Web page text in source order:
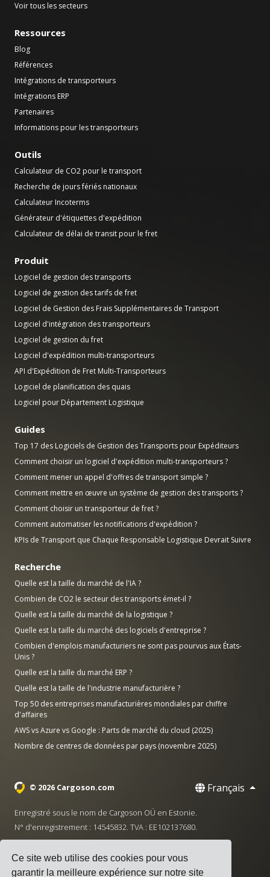
Ce site web utilise des cookies pour vous
garantir la meilleure expérience sur notre site
Voir tous les secteurs
Ressources
Blog
Références
Intégrations de transporteurs
Intégrations ERP
Partenaires
Informations pour les transporteurs
Outils
Calculateur de CO2 pour le transport
Recherche de jours fériés nationaux
Calculateur Incoterms
Générateur d'étiquettes d'expédition
Calculateur de délai de transit pour le fret
Produit
Logiciel de gestion des transports
Logiciel de gestion des tarifs de fret
Logiciel de Gestion des Frais Supplémentaires de Transport
Logiciel d'intégration des transporteurs
Logiciel de gestion du fret
Logiciel d'expédition multi-transporteurs
API d'Expédition de Fret Multi-Transporteurs
Logiciel de planification des quais
Logiciel pour Département Logistique
Guides
Top 17 des Logiciels de Gestion des Transports pour Expéditeurs
Comment choisir un logiciel d'expédition multi-transporteurs ?
Comment mener un appel d'offres de transport simple ?
Comment mettre en œuvre un système de gestion des transports ?
Comment choisir un transporteur de fret ?
Comment automatiser les notifications d'expédition ?
KPIs de Transport que Chaque Responsable Logistique Devrait Suivre
Recherche
Quelle est la taille du marché de l'IA ?
Combien de CO2 le secteur des transports émet-il ?
Quelle est la taille du marché de la logistique ?
Quelle est la taille du marché des logiciels d'entreprise ?
Combien d'emplois manufacturiers ne sont pas pourvus aux États-
Unis ?
Quelle est la taille du marché ERP ?
Quelle est la taille de l'industrie manufacturière ?
Top 50 des entreprises manufacturières mondiales par chiffre
d'affaires
AWS vs Azure vs Google : Parts de marché du cloud (2025)
Nombre de centres de données par pays (novembre 2025)
© 2026 Cargoson.com Français
Enregistré sous le nom de Cargoson OÜ en Estonie.
N° d'enregistrement : 14545832. TVA : EE102137680.
· hello@cargoson.com